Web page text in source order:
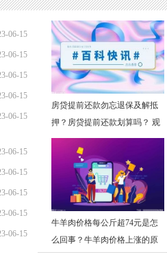
06-15
06-15
06-15
06-15
06-15
06-15
06-15
06-15
06-15
06-15
房贷提前还款勿忘退保及解抵
押？房贷提前还款划算吗？ 观
速讯
牛羊肉价格每公斤超74元是怎
么回事？牛羊肉价格上涨的原